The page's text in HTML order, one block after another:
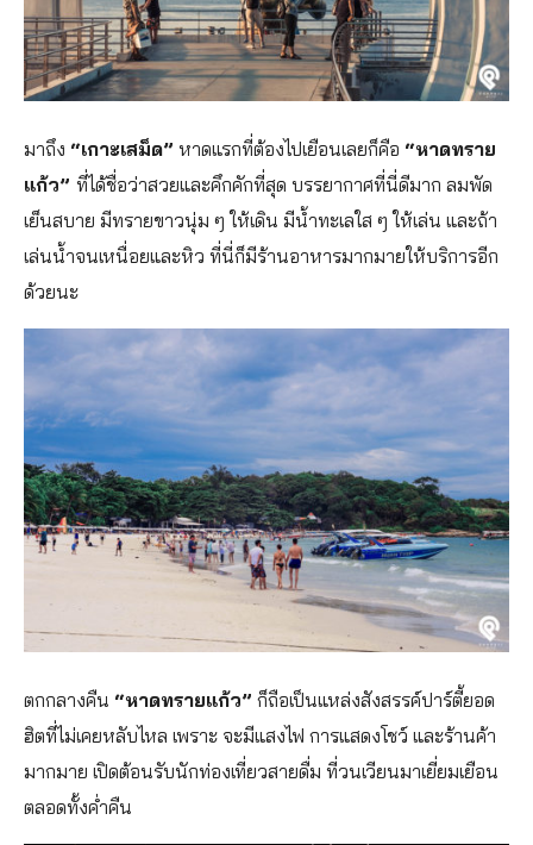
มาถึง “เกาะเสม็ด” หาดแรกที่ต้องไปเยือนเลยก็คือ “หาดทราย
แก้ว” ที่ได้ชื่อว่าสวยและคึกคักที่สุด บรรยากาศที่นี่ดีมาก ลมพัด
เย็นสบาย มีทรายขาวนุ่ม ๆ ให้เดิน มีน้ำทะเลใส ๆ ให้เล่น และถ้า
เล่นน้ำจนเหนื่อยและหิว ที่นี่ก็มีร้านอาหารมากมายให้บริการอีก
ด้วยนะ
ตกกลางคืน “หาดทรายแก้ว” ก็ถือเป็นแหล่งสังสรรค์ปาร์ตี้ยอด
ฮิตที่ไม่เคยหลับไหล เพราะ จะมีแสงไฟ การแสดงโชว์ และร้านค้า
มากมาย เปิดต้อนรับนักท่องเที่ยวสายดื่ม ที่วนเวียนมาเยี่ยมเยือน
ตลอดทั้งค่ำคืน